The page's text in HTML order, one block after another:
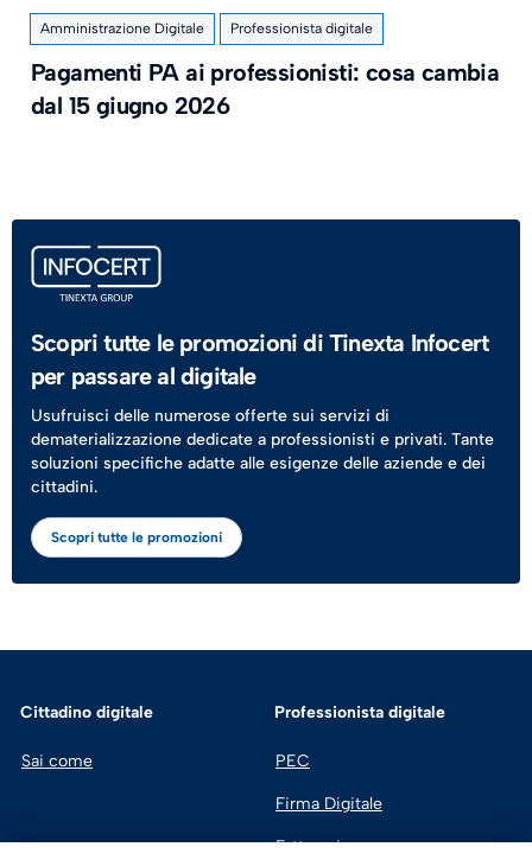
Amministrazione Digitale Professionista digitale
Pagamenti PA ai professionisti: cosa cambia
dal 15 giugno 2026
Scopri tutte le promozioni di Tinexta Infocert
per passare al digitale
Usufruisci delle numerose offerte sui servizi di
dematerializzazione dedicate a professionisti e privati. Tante
soluzioni specifiche adatte alle esigenze delle aziende e dei
cittadini.
Scopri tutte le promozioni
Cittadino digitale
Sai come
Professionista digitale
PEC
Firma Digitale
Fatturazione